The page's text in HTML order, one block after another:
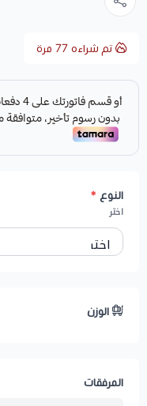
تم شراءه 77 مرة
النوع *
اختر
الوزن
المرفقات